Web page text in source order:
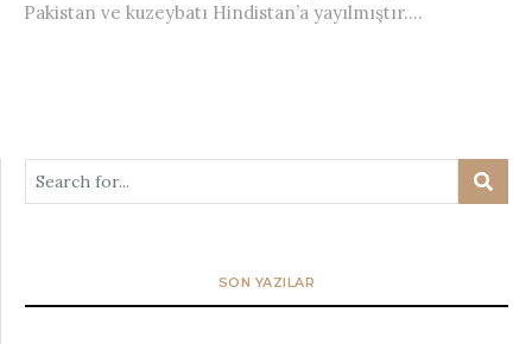
Pakistan ve kuzeybatı Hindistan’a yayılmıştır....
SON YAZILAR